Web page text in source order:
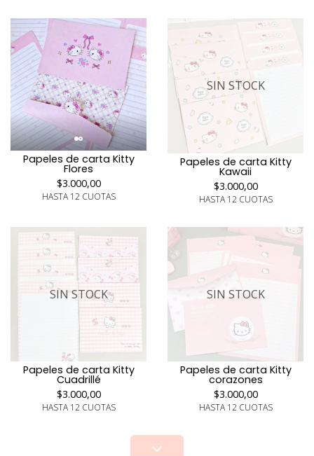
Papeles de carta Kitty
Flores
$3.000,00
HASTA 12 CUOTAS
SIN STOCK
Papeles de carta Kitty
Kawaii
$3.000,00
HASTA 12 CUOTAS
SIN STOCK
Papeles de carta Kitty
Cuadrillé
$3.000,00
HASTA 12 CUOTAS
SIN STOCK
Papeles de carta Kitty
corazones
$3.000,00
HASTA 12 CUOTAS